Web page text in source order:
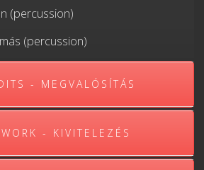
(percussion)
(percussion)
- MEGVALÓSÍTÁS
- KIVITELEZÉS